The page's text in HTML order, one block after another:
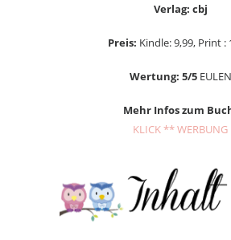
Verlag: cbj
Preis: Kindle: 9,99, Print :
Wertung: 5/5EULEN
Mehr Infos zum
KLICK ** WERBUNG